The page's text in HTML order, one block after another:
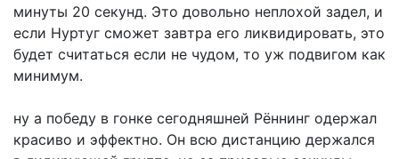
минуты 20 секунд. Это довольно неплохой задел, и
если Нуртуг сможет завтра его ликвидировать, это
будет считаться если не чудом, то уж подвигом как
минимум.
ну а победу в гонке сегодняшней Рённинг одержал
красиво и эффектно. Он всю дистанцию держался